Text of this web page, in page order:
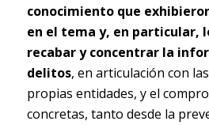
conocimiento que
en el tema y, en particular,
recabar y concentrar la
delitos, en articulación con
propias entidades, y el
concretas, tanto desde la